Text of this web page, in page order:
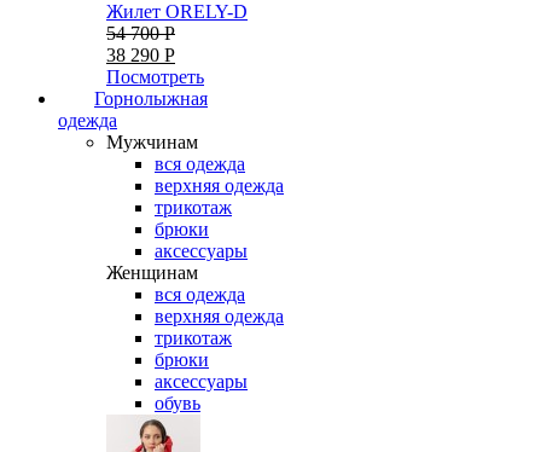
Жилет ORELY-D
54 700 Р
38 290 Р
Посмотреть
Горнолыжная
одежда
Мужчинам
вся одежда
верхняя одежда
трикотаж
брюки
аксессуары
Женщинам
вся одежда
верхняя одежда
трикотаж
брюки
аксессуары
обувь